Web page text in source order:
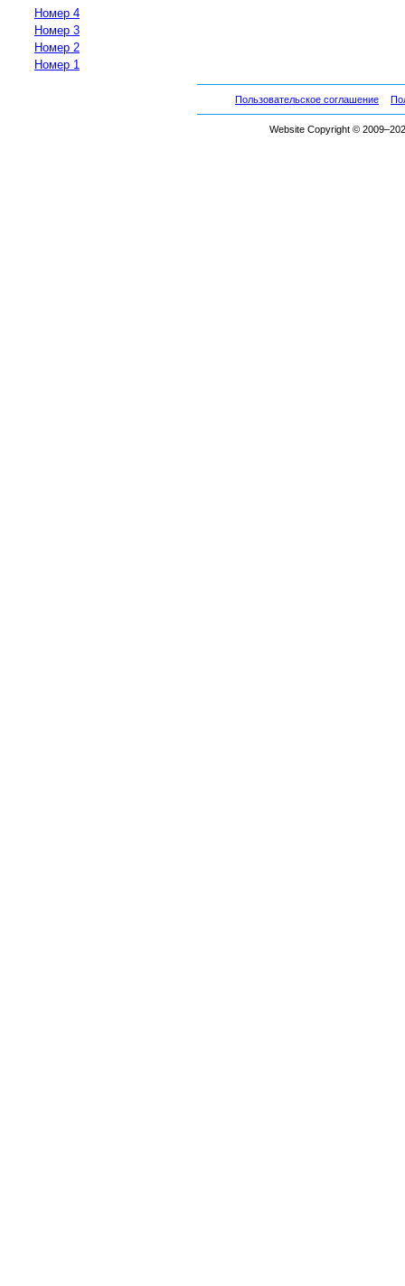
Номер 4
Номер 3
Номер 2
Номер 1
Пользовательское соглашение
Website Copyright ©